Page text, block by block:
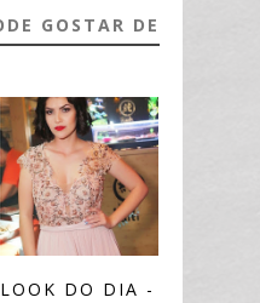
GOSTAR DE
LOOK DO DIA -